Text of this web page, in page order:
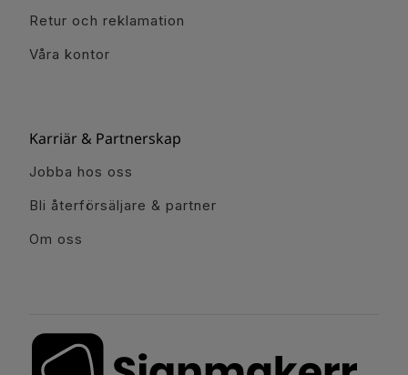
Retur och reklamation
Våra kontor
Karriär & Partnerskap
Jobba hos oss
Bli återförsäljare & partner
Om oss